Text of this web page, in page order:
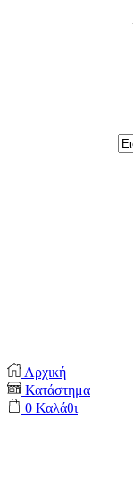
Αρχική
Κατάστημα
0 Καλάθι